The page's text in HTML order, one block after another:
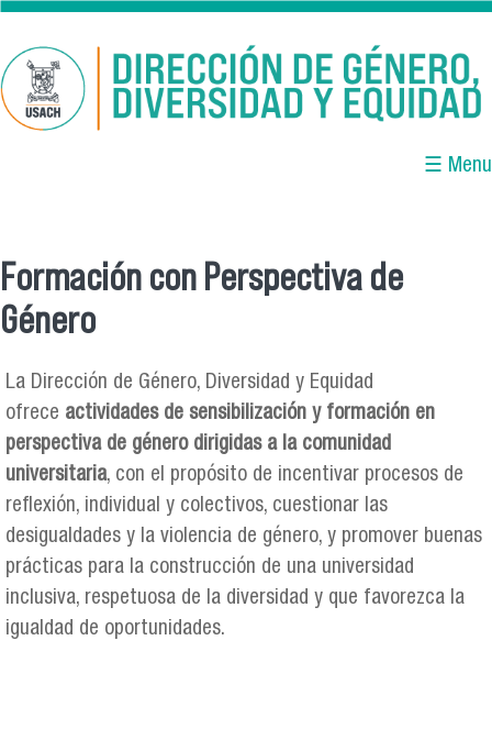
Pasar al contenido principal
☰ Menu
Se encuentra usted aquí
Formación con Perspectiva de
Género
La Dirección de Género, Diversidad y Equidad
ofrece actividades de sensibilización y formación en
perspectiva de género dirigidas a la comunidad
universitaria, con el propósito de incentivar procesos de
reflexión, individual y colectivos, cuestionar las
desigualdades y la violencia de género, y promover buenas
prácticas para la construcción de una universidad
inclusiva, respetuosa de la diversidad y que favorezca la
igualdad de oportunidades.